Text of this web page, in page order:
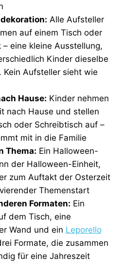
Alle Aufsteller
auf einem Tisch oder
eine kleine Ausstellung,
Kinder dieselbe
Kein Aufsteller sieht wie
Hause: Kinder nehmen
nach Hause und stellen
oder Schreibtisch auf –
mit in die Familie
Thema: Ein Halloween-
der Halloween-Einheit,
zum Auftakt der Osterzeit
Themenstart
Formaten: Ein
dem Tisch, eine
Wand und ein Leporello
Formate, die zusammen
für eine Jahreszeit